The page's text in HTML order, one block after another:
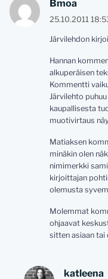
Bmoa
25.10.2011
Järvilehdon
Hannan
alkuperäisen
Kommentti
Järvilehto
kaupallisesta
muotivirtaus
Matiaksen
minäkin olen
nimimerkki
kirjoittajan
olemusta
Molemmat
ohjaavat
sitten asiaan tai
katleena